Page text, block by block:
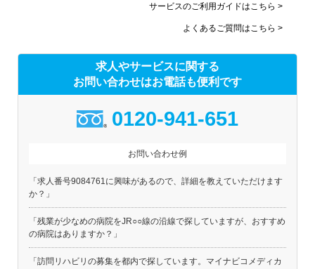
サービスのご利用ガイドはこちら >
よくあるご質問はこちら >
求人やサービスに関する
お問い合わせはお電話も便利です
0120-941-651
お問い合わせ例
「求人番号9084761に興味があるので、詳細を教えていただけます
か？」
「残業が少なめの病院をJR○○線の沿線で探していますが、おすすめ
の病院はありますか？」
「訪問リハビリの募集を都内で探しています。マイナビコメディカ